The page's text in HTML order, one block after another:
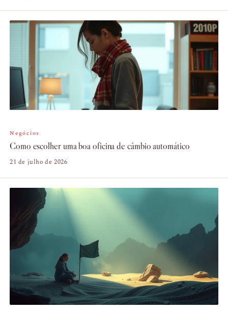
Negócios
Como escolher uma boa oficina de câmbio automático
21 de julho de 2026